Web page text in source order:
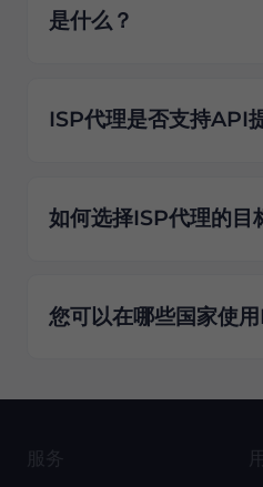
是什么？
ISP代理是否支持API
如何选择ISP代理的目
您可以在哪些国家使
服务